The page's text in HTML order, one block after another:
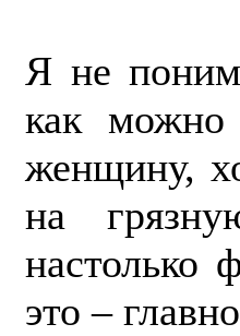
Я не
как можно
женщину,
на
настолько
это –